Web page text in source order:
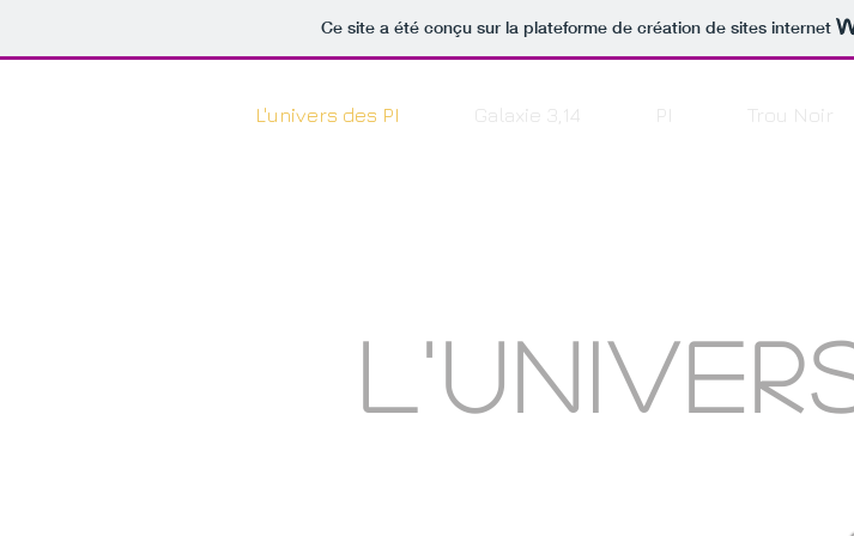
Ce site a été conçu sur la plateforme de création de sites internet
L'univers des PI Galaxie 3,14 PI Trou Noir